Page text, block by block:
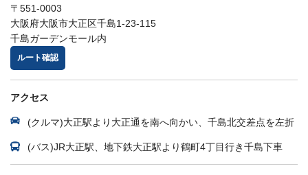
〒551-0003
大阪府大阪市大正区千島1-23-115
千島ガーデンモール内
ルート確認
アクセス
(クルマ)大正駅より大正通を南へ向かい、千島北交差点を左折
(バス)JR大正駅、地下鉄大正駅より鶴町4丁目行き千島下車